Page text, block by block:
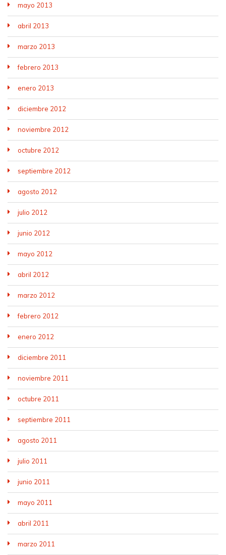
mayo 2013
abril 2013
marzo 2013
febrero 2013
enero 2013
diciembre 2012
noviembre 2012
octubre 2012
septiembre 2012
agosto 2012
julio 2012
junio 2012
mayo 2012
abril 2012
marzo 2012
febrero 2012
enero 2012
diciembre 2011
noviembre 2011
octubre 2011
septiembre 2011
agosto 2011
julio 2011
junio 2011
mayo 2011
abril 2011
marzo 2011